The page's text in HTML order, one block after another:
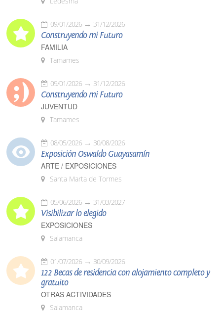
09/01/2026 31/12/2026
Construyendo mi Futuro
FAMILIA
Tamames
09/01/2026 31/12/2026
Construyendo mi Futuro
JUVENTUD
Tamames
08/05/2026 30/08/2026
Exposición Oswaldo Guayasamín
ARTE / EXPOSICIONES
Santa Marta de Tormes
05/06/2026 31/03/2027
Visibilizar lo elegido
EXPOSICIONES
Salamanca
01/07/2026 30/09/2026
122 Becas de residencia con alojamiento completo y
gratuito
OTRAS ACTIVIDADES
Salamanca